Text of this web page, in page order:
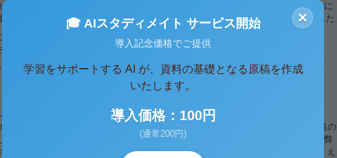
たしております。なにとぞ、今後とも倍旧のご支援ご指 導を賜りたく、ひとえに
す。 なお、○○周年の感謝の気持ちとしまして、ささやかな記 念品を同封しました
ー
09/26
創立
○年○月○日 ○○○○ 株式会社 代表取締役社長 ○○○○ 謹啓、時下ますますご隆昌の
上げます。 平素は、格別のご高配を賜りまして深くお礼申し上げます。 さて、弊
をもちまして、お蔭様で創立10周年を迎えることと相成りました。これもひとえ
×
🎓 AIスタディメイト サービス開始
導入記念価格でご提供
学習をサポートする AI が、資料の基礎となる原稿を作成
いたします。
導入価格：100円
(通常200円)